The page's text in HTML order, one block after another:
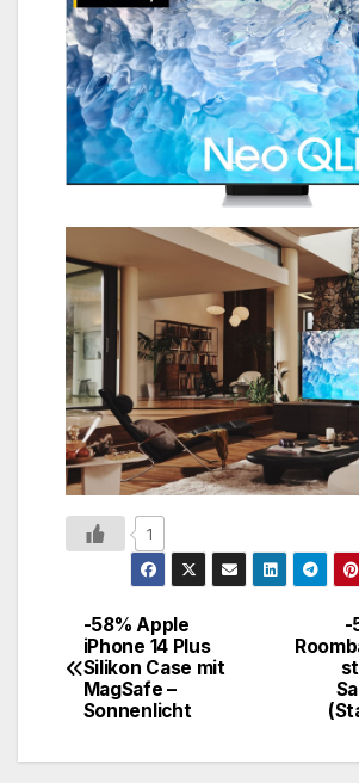
1
-
-58% Apple
iPhone 14 Plus
Silikon Case mit
MagSafe –
Sonnenlicht ​​​​​​​